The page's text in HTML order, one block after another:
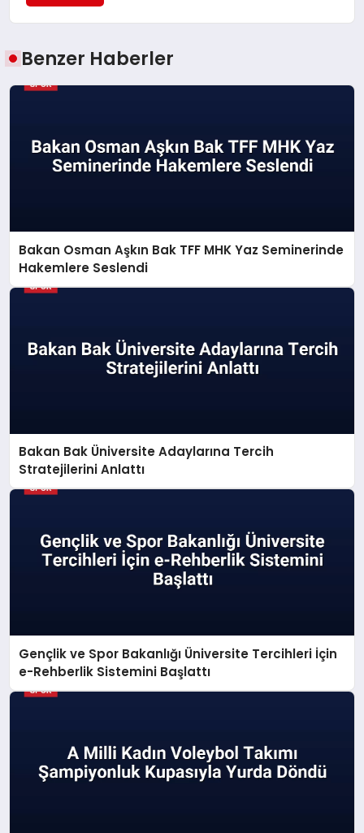
Benzer Haberler
Bakan Osman Aşkın Bak TFF MHK Yaz Seminerinde
Hakemlere Seslendi
Bakan Bak Üniversite Adaylarına Tercih
Stratejilerini Anlattı
Gençlik ve Spor Bakanlığı Üniversite Tercihleri İçin
e-Rehberlik Sistemini Başlattı